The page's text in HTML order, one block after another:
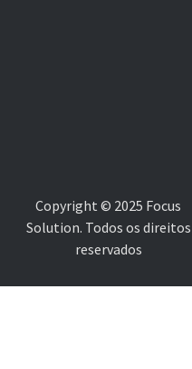
Copyright © 2025 Focus
Solution. Todos os direitos
reservados